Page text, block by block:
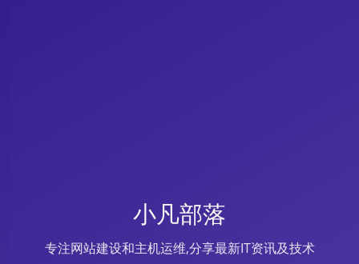
小凡部落
专注网站建设和主机运维,分享最新IT资讯及技术